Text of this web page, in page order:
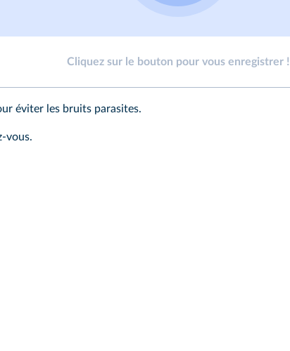
Cliquez sur le bouton pour vous enregistrer !
éviter les bruits parasites.
vous.